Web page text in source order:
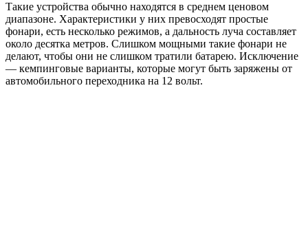
Такие устройства обычно находятся в среднем ценовом
диапазоне. Характеристики у них превосходят простые
фонари, есть несколько режимов, а дальность луча составляет
около десятка метров. Слишком мощными такие фонари не
делают, чтобы они не слишком тратили батарею. Исключение
— кемпинговые варианты, которые могут быть заряжены от
автомобильного переходника на 12 вольт.